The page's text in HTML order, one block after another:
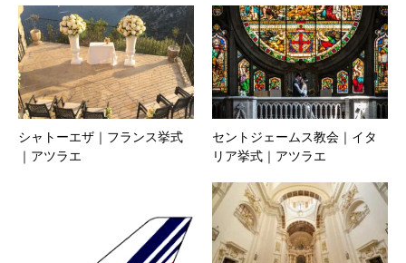
15万円未満30,000円以上ご旅行代金まで
15万円以上30万円未満50,000円以上ご旅行代金ま
で
30万円以上 100,000円以上ご旅行代金まで
＜お支払い・ご旅行書類のお渡し＞
ご出発約１ヶ月半から１ヶ月前にご旅行代金の残
額分（お申し込み金を差し引いた代金）
シャトーエザ｜フランス挙式
｜アツラエ
セントジェームス教会｜イタ
リア挙式｜アツラエ